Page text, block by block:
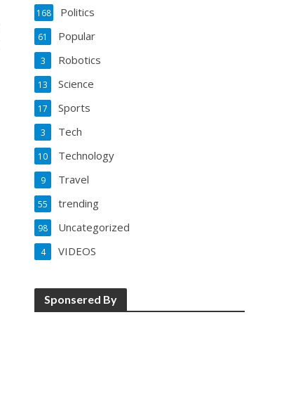
Politics
168
Popular
61
Robotics
3
Science
13
Sports
17
Tech
3
Technology
10
Travel
9
trending
55
Uncategorized
98
VIDEOS
4
Sponsered By